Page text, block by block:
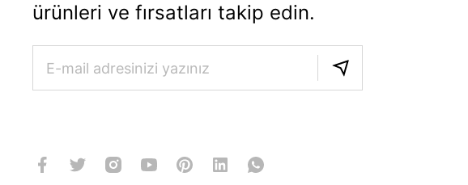
ürünleri ve fırsatları takip edin.